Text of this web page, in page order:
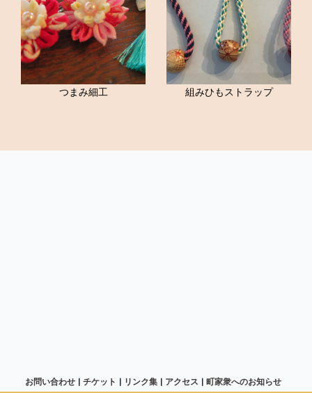
つまみ細工 組みひもストラップ
< >
お問い合わせ チケット リンク集 アクセス 町家衆へのお知らせ